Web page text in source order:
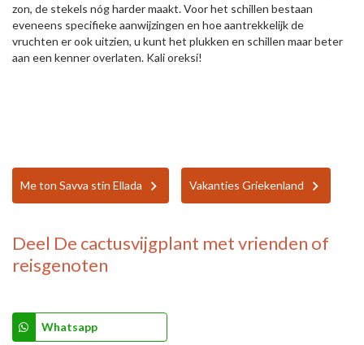
zon, de stekels nóg harder maakt. Voor het schillen bestaan
eveneens specifieke aanwijzingen en hoe aantrekkelijk de
vruchten er ook uitzien, u kunt het plukken en schillen maar beter
aan een kenner overlaten. Kali oreksi!
Me ton Savva stin Ellada Vakanties Griekenland
Deel De cactusvijgplant met vrienden of
reisgenoten
Whatsapp